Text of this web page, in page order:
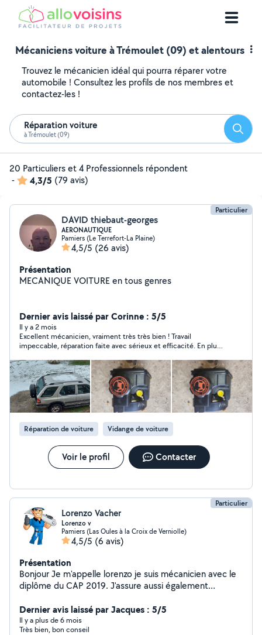
Mécaniciens voiture à Trémoulet (09) et alentours
Trouvez le mécanicien idéal qui pourra réparer votre
automobile ! Consultez les profils de nos membres et
contactez-les !
Réparation voiture
à Trémoulet (09)
20 Particuliers et 4 Professionnels répondent
-
4,3/5 (79 avis)
Particulier
DAVID thiebaut-georges
AERONAUTIQUE
Pamiers (Le Terrefort-La Plaine)
4,5/5 (26 avis)
Présentation
MECANIQUE VOITURE en tous genres
Dernier avis laissé par Corinne : 5/5
Il y a 2 mois
Excellent mécanicien, vraiment très très bien ! Travail
impeccable, réparation faite avec sérieux et efficacité. En plus,
surprise. Rare de trouver quelqu’un d’aussi compétent et
honnête. Je recommande à 100 %.
Réparation de voiture Vidange de voiture
Voir le profil Contacter
Particulier
Lorenzo Vacher
Lorenzo v
Pamiers (Las Oules à la Croix de Verniolle)
4,5/5 (6 avis)
Présentation
Bonjour Je m'appelle lorenzo je suis mécanicien avec le
diplôme du CAP 2019. J'assure aussi également
manutention
Dernier avis laissé par Jacques : 5/5
Il y a plus de 6 mois
Très bien, bon conseil